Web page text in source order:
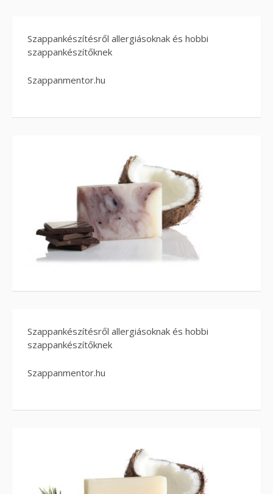
Szappankészítésről allergiásoknak és hobbi
szappankészítőknek
Szappanmentor.hu
Szappankészítésről allergiásoknak és hobbi
szappankészítőknek
Szappanmentor.hu